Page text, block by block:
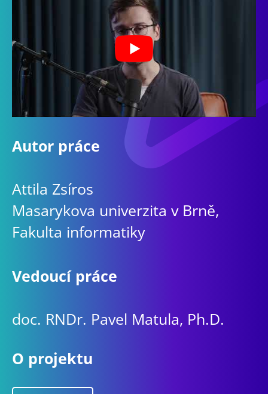
Autor práce
Attila Zsíros
Masarykova univerzita v Brně,
Fakulta informatiky
Vedoucí práce
doc. RNDr. Pavel Matula, Ph.D.
O projektu